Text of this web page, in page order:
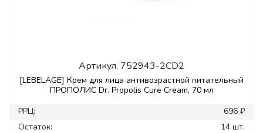
Артикул. 752943-2CD2
[LEBELAGE] Крем для лица антивозрастной питательный
ПРОПОЛИС Dr. Propolis Cure Cream, 70 мл
РРЦ:
696 ₽
Остаток:
14 шт.